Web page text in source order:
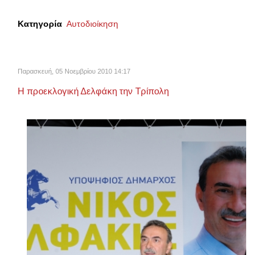
Κατηγορία Αυτοδιοίκηση
Παρασκευή, 05 Νοεμβρίου 2010 14:17
Η προεκλογική Δελφάκη την Τρίπολη